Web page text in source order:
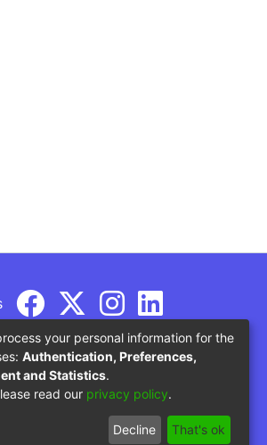
de Educación
your personal information for the
Authentication, Preferences,
and Statistics.
read our privacy policy.
Decline That's ok